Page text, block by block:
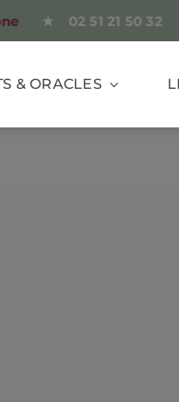
02 51 21 50 32 ★
& ORACLES